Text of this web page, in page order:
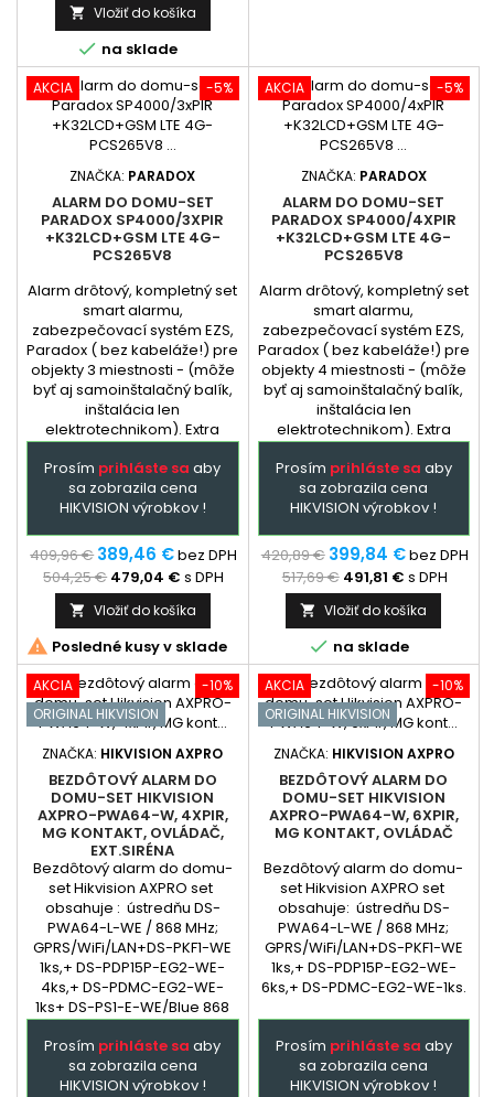
 Vložiť do košíka
 na sklade
-5%
AKCIA
ZNAČKA: PARADOX
ALARM DO DOMU-SET
PARADOX SP4000/3XPIR
+K32LCD+GSM LTE 4G-
PCS265V8
Alarm drôtový, kompletný set
smart alarmu,
zabezpečovací systém EZS,
Paradox ( bez kabeláže!) pre
objekty 3 miestnosti - (môže
byť aj samoinštalačný balík,
inštalácia len
elektrotechnikom). Extra
služba - podľa dohody:
dopredu naprogramovaná
ústredňa a GSM + prehladný
manual zapojenia. Ústredňa
zabezpečovacieho systému
Paradox,...
Prosím prihláste sa aby
sa zobrazila cena
HIKVISION výrobkov !
409,96 €389,46 €bez DPH
504,25 €479,04 € s DPH
 Vložiť do košíka
 Posledné kusy v sklade
-5%
AKCIA
ZNAČKA: PARADOX
ALARM DO DOMU-SET
PARADOX SP4000/4XPIR
+K32LCD+GSM LTE 4G-
PCS265V8
Alarm drôtový, kompletný set
smart alarmu,
zabezpečovací systém EZS,
Paradox ( bez kabeláže!) pre
objekty 4 miestnosti - (môže
byť aj samoinštalačný balík,
inštalácia len
elektrotechnikom). Extra
služba - podľa
dohody: dopredu
naprogramovaná ústredňa a
GSM + prehladný manual
hlavným prvkom
zabezpečovacieho systému
Paradox,...
Prosím prihláste sa aby
sa zobrazila cena
HIKVISION výrobkov !
420,89 € 399,84 €bez DPH
517,69 € 491,81 € s DPH
 Vložiť do košíka
 na sklade
-10%
AKCIA
ORIGINAL HIKVISION
ZNAČKA: HIKVISION AXPRO
BEZDÔTOVÝ ALARM DO
DOMU-SET HIKVISION
AXPRO-PWA64-W, 4XPIR,
MG KONTAKT, OVLÁDAČ,
EXT.SIRÉNA
Bezdôtový alarm do domu-
set Hikvision AXPRO set
obsahuje : ústredňu DS-
PWA64-L-WE / 868 MHz;
GPRS/WiFi/LAN+DS-PKF1-WE
1ks,+ DS-PDP15P-EG2-WE-
4ks,+ DS-PDMC-EG2-WE-
1ks+ DS-PS1-E-WE/Blue 868
bezdrôtová exterierová
siréna
Prosím prihláste sa aby
sa zobrazila cena
HIKVISION výrobkov !
-10%
AKCIA
ORIGINAL HIKVISION
ZNAČKA: HIKVISION AXPRO
BEZDÔTOVÝ ALARM DO
DOMU-SET HIKVISION
AXPRO-PWA64-W, 6XPIR,
MG KONTAKT, OVLÁDAČ
Bezdôtový alarm do domu-
set Hikvision AXPRO set
obsahuje: ústredňu DS-
PWA64-L-WE / 868 MHz;
GPRS/WiFi/LAN+DS-PKF1-WE
1ks,+ DS-PDP15P-EG2-WE-
6ks,+ DS-PDMC-EG2-WE-1ks.
Prosím prihláste sa aby
sa zobrazila cena
HIKVISION výrobkov !